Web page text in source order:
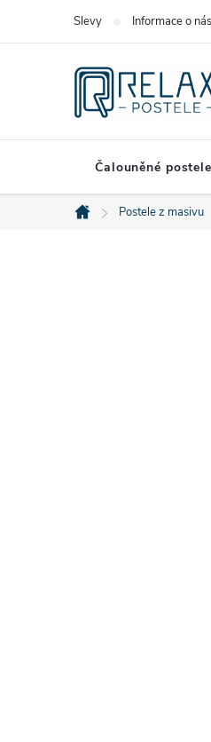
Slevy Informace o nás
Čalouněné postele
Domů
Postele z masivu